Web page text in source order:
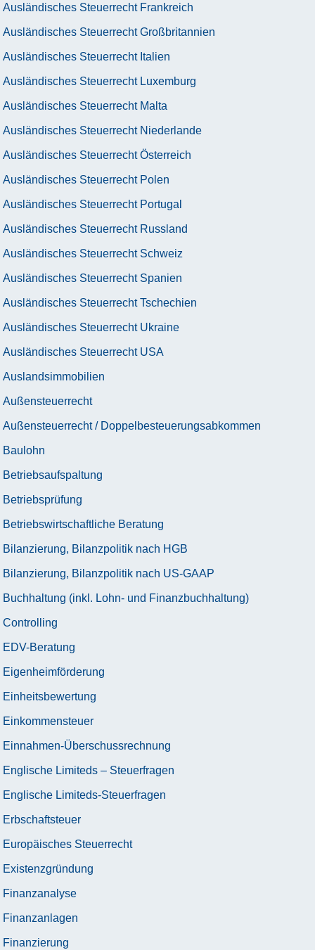
Ausländisches Steuerrecht Frankreich
Ausländisches Steuerrecht Großbritannien
Ausländisches Steuerrecht Italien
Ausländisches Steuerrecht Luxemburg
Ausländisches Steuerrecht Malta
Ausländisches Steuerrecht Niederlande
Ausländisches Steuerrecht Österreich
Ausländisches Steuerrecht Polen
Ausländisches Steuerrecht Portugal
Ausländisches Steuerrecht Russland
Ausländisches Steuerrecht Schweiz
Ausländisches Steuerrecht Spanien
Ausländisches Steuerrecht Tschechien
Ausländisches Steuerrecht Ukraine
Ausländisches Steuerrecht USA
Auslandsimmobilien
Außensteuerrecht
Außensteuerrecht / Doppelbesteuerungsabkommen
Baulohn
Betriebsaufspaltung
Betriebsprüfung
Betriebswirtschaftliche Beratung
Bilanzierung, Bilanzpolitik nach HGB
Bilanzierung, Bilanzpolitik nach US-GAAP
Buchhaltung (inkl. Lohn- und Finanzbuchhaltung)
Controlling
EDV-Beratung
Eigenheimförderung
Einheitsbewertung
Einkommensteuer
Einnahmen-Überschussrechnung
Englische Limiteds – Steuerfragen
Englische Limiteds-Steuerfragen
Erbschaftsteuer
Europäisches Steuerrecht
Existenzgründung
Finanzanalyse
Finanzanlagen
Finanzierung